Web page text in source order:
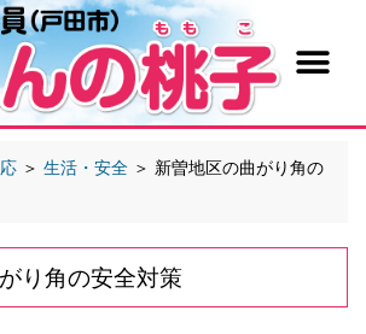
＞ 生活・安全 ＞ 新曽地区の曲がり角の
り角の安全対策